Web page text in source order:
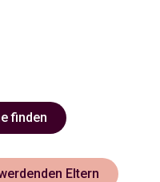
finden
Eltern